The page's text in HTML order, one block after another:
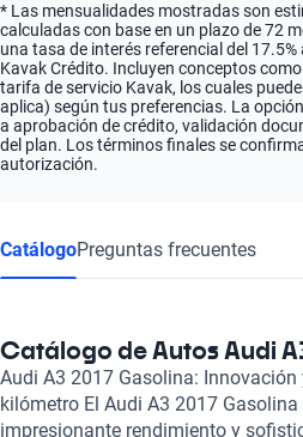
* Las mensualidades mostradas son
calculadas con base en un plazo de 72
una tasa de interés referencial del
Kavak Crédito. Incluyen conceptos
tarifa de servicio Kavak, los cuales
aplica) según tus preferencias. La
a aprobación de crédito, validación
del plan. Los términos finales se
autorización.
CatálogoPreguntas frecuentes
Catálogo de Autos Audi
Audi A3 2017 Gasolina:
kilómetro El Audi A3 2017
impresionante rendimiento y